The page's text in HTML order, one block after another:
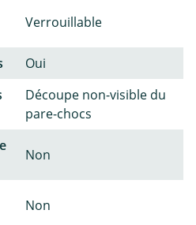
Verrouillable
Oui
Découpe non-visible du
pare-chocs
Non
Non